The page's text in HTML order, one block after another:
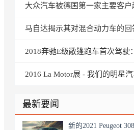
大众汽车被德国第一家主要客户
马自达揭示其对混合动力车的回
2018奔驰E级敞篷跑车首次驾驶
2016 La Motor展 - 我们的明星
最新要闻
新的2021 Peugeot